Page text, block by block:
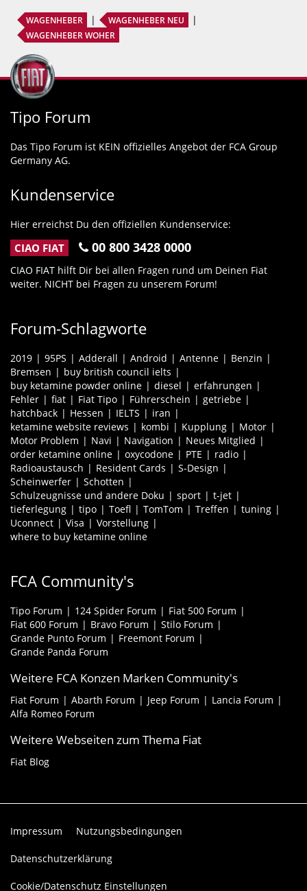
WAGENHEBER
WAGENHEBER NEU
WAGENHEBER WOHER
Tipo Forum
Das Tipo Forum ist KEIN offizielles Angebot der FCA Group
Germany AG.
Kundenservice
Hier erreichst Du den offiziellen Kundenservice:
CIAO FIAT 00 800 3428 0000
CIAO FIAT hilft Dir bei allen Fragen rund um Deinen Fiat
weiter. NICHT bei Fragen zu unserem Forum!
Forum-Schlagworte
2019 95PS Adderall Android Antenne
Benzin
Bremsen
buy british council ielts
buy ketamine powder online
diesel
erfahrungen
Fehler
fiat Fiat Tipo Führerschein
getriebe
hatchback
Hessen IELTS
iran
ketamine website reviews
kombi Kupplung
Motor
Motor Problem
Navi Navigation
Neues Mitglied
order ketamine online
oxycodone PTE
radio
Radioaustausch
Resident Cards
S-Design
Scheinwerfer
Schotten
Schulzeugnisse und andere Doku
sport
t-jet
tieferlegung
tipo Toefl TomTom Treffen
tuning
Uconnect
Visa
Vorstellung
where to buy ketamine online
FCA Community's
Tipo Forum 124 Spider Forum
Fiat 500 Forum
Fiat 600 Forum
Bravo Forum
Stilo Forum
Grande Punto Forum
Freemont Forum
Grande Panda Forum
Weitere FCA Konzen Marken Community's
Fiat Forum Abarth Forum Jeep Forum
Lancia Forum
Alfa Romeo Forum
Weitere Webseiten zum Thema Fiat
Fiat Blog
Impressum Nutzungsbedingungen
Datenschutzerklärung
Cookie/Datenschutz Einstellungen